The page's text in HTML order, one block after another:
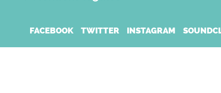
FACEBOOK TWITTER INSTAGRAM